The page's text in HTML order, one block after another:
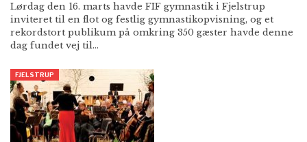
Lørdag den 16. marts havde FIF gymnastik i Fjelstrup
inviteret til en flot og festlig gymnastikopvisning, og et
rekordstort publikum på omkring 350 gæster havde denne
dag fundet vej til…
FJELSTRUP